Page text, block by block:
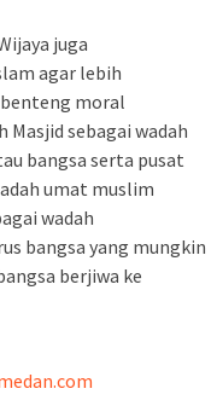
juga
agar lebih
benteng moral
Masjid sebagai wadah
bangsa serta pusat
umat muslim
wadah
bangsa yang mungkin
berjiwa ke